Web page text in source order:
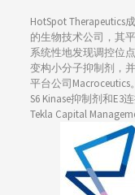
HotSpot Therapeutics
的生物技术公司，其
系统性地发现调控位
变构小分子抑制剂，
平台公司Macroceutics
S6 Kinase抑制剂和E3
Tekla Capital